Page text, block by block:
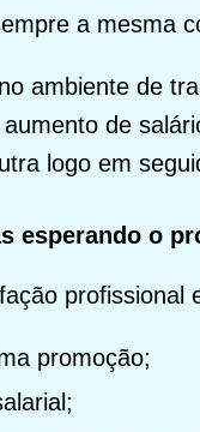
a mesma
ambiente de
de
logo em
esperando o
promoção;